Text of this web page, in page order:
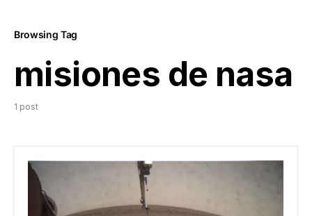
Browsing Tag
misiones de nasa
1 post